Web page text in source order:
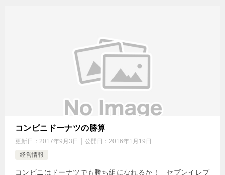
コンビニドーナツの勝算
更新日： 2017年9月3日 公開日： 2016年1月19日
経営情報
コンビニはドーナツでも勝ち組になれるか！ セブンイレブ